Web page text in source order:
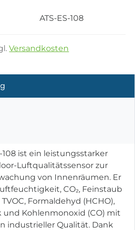
ATS-ES-108
Versandkosten
108 ist ein leistungsstarker
Luftqualitätssensor zur
von Innenräumen. Er
CO₂, Feinstaub
TVOC, Formaldehyd (HCHO),
und Kohlenmonoxid (CO) mit
industrieller Qualität. Dank